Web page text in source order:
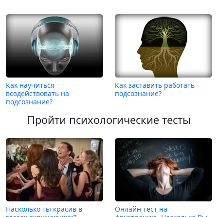
Как научиться
воздействовать на
подсознание?
Как заставить работать
подсознание?
Пройти психологические тесты
Насколько ты красив в
Онлайн тест на